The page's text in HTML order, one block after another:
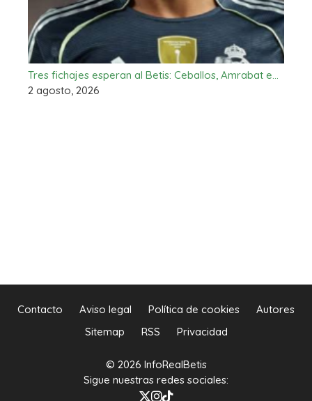
Tres fichajes esperan al Betis: Ceballos, Amrabat e…
2 agosto, 2026
Contacto Aviso legal Política de cookies
Autores
Sitemap
RSS Privacidad
© 2026 InfoRealBetis
Sigue nuestras redes sociales: